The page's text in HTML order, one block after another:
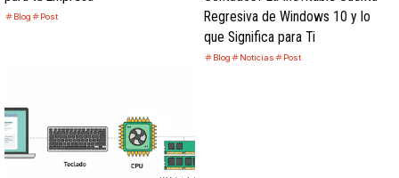
Blog Post
Regresiva de Windows 10 y lo
que Significa para Ti
Blog Noticias Post